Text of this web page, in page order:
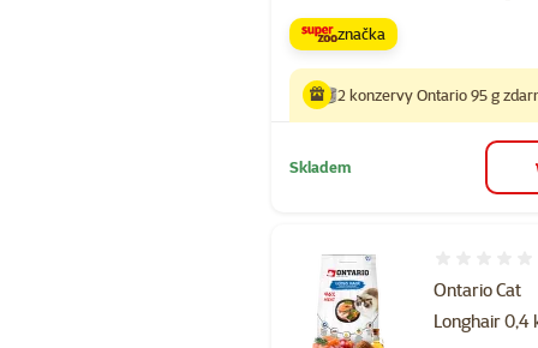
značka
2 konzervy Ontario 95 g
Skladem
Ontario Cat
Longhair 0,4